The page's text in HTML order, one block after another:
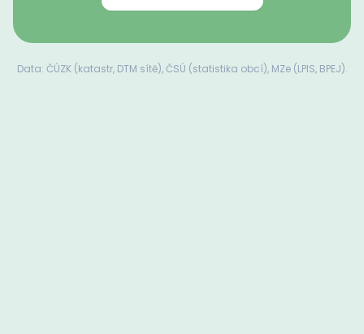
Data: ČÚZK (katastr, DTM sítě), ČSÚ (statistika obcí), MZe (LPIS, BPEJ).